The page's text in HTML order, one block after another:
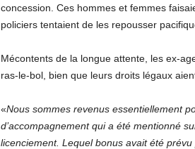
concession. Ces hommes et femmes
policiers tentaient de les repousser
Mécontents de la longue attente, les ex-
ras-le-bol, bien que leurs droits légaux
«Nous sommes revenus essentiellement
d’accompagnement qui a été mentionné
licenciement. Lequel bonus avait été